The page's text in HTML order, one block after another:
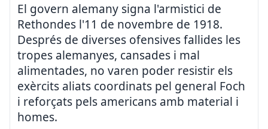
El govern alemany signa l'armistici de
Rethondes l'11 de novembre de 1918.
Després de diverses ofensives fallides les
tropes alemanyes, cansades i mal
alimentades, no varen poder resistir els
exèrcits aliats coordinats pel general Foch
i reforçats pels americans amb material i
homes.